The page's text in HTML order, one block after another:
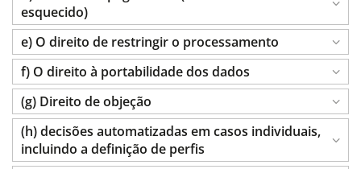
esquecido)
e) O direito de restringir o processamento
f) O direito à portabilidade dos dados
(g) Direito de objeção
(h) decisões automatizadas em casos individuais,
incluindo a definição de perfis